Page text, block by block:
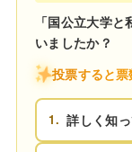
「国公立大学
いましたか？
投票すると
1. 詳しく知